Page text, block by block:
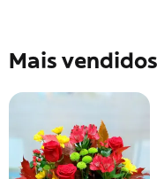
Mais vendidos